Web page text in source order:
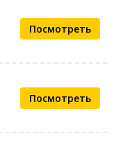
Посмотреть
Посмотреть